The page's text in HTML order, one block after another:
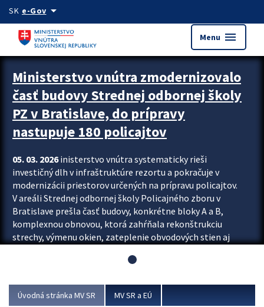
Preskocit na hlavný obsah
SK e-Govarrow_drop_down
Menu menu
Ministerstvo vnútra zmodernizovalo
časť budovy Strednej odbornej školy
PZ v Bratislave, do prípravy
nastupuje 180 policajtov
05. 03. 2026inisterstvo vnútra systematicky rieši
investičný dlh v infraštruktúre rezortu a pokračuje v
modernizácii priestorov určených na prípravu policajtov.
V areáli Strednej odbornej školy Policajného zboru v
Bratislave prešla časť budovy, konkrétne bloky A a B,
komplexnou obnovou, ktorá zahŕňala rekonštrukciu
strechy, výmenu okien, zateplenie obvodových stien aj
aj interiéru, kde vznikli nové učebne a moderné
Viac
Úvodná stránka MV SR MV SR a EÚ